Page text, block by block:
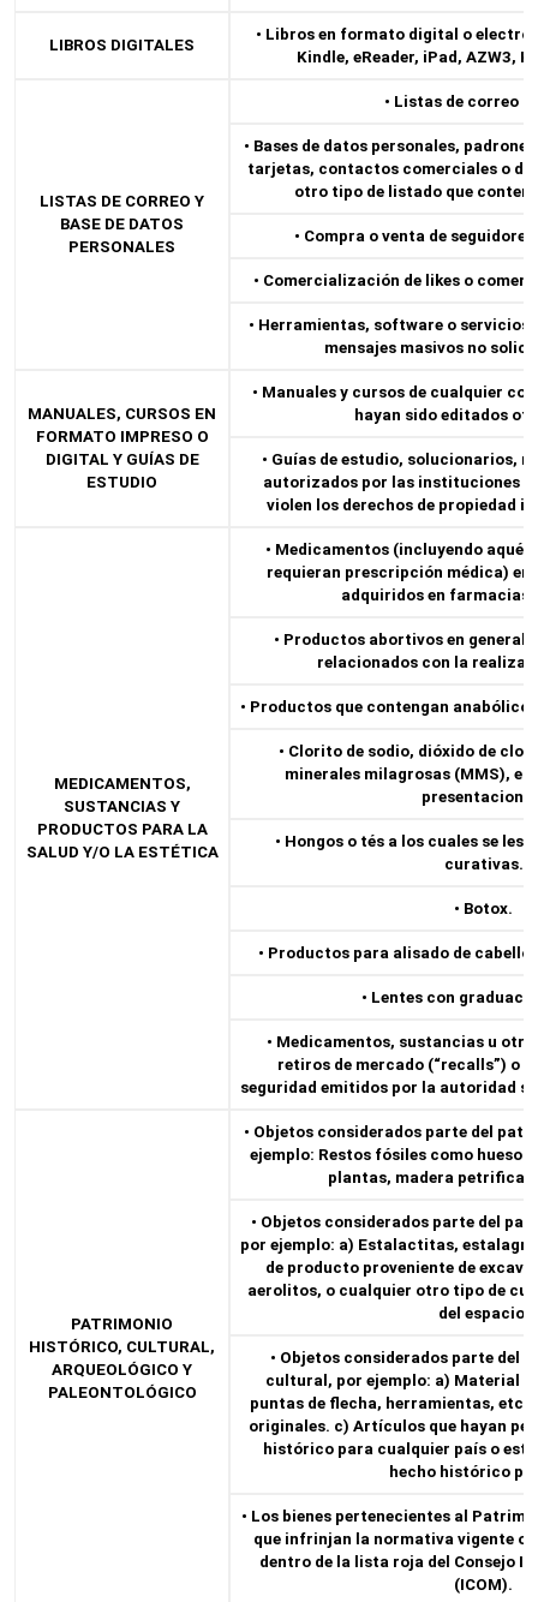
LIBROS DIGITALES
• Libros en formato digital o
Kindle, eReader, iPad, AZW3,
LISTAS DE CORREO Y
BASE DE DATOS
PERSONALES
• Listas de correo
• Bases de datos personales,
tarjetas, contactos comerciales o de
otro tipo de listado que
• Compra o venta de
• Comercialización de likes o
• Herramientas, software o servicios
mensajes masivos no
MANUALES, CURSOS EN
FORMATO IMPRESO O
DIGITAL Y GUÍAS DE
ESTUDIO
• Manuales y cursos de cualquier
hayan sido editados
• Guías de estudio, solucionarios,
autorizados por las instituciones
violen los derechos de propiedad
MEDICAMENTOS,
SUSTANCIAS Y
PRODUCTOS PARA LA
SALUD Y/O LA ESTÉTICA
• Medicamentos (incluyendo
requieran prescripción médica) en
adquiridos en farmacias
• Productos abortivos en general,
relacionados con la
• Productos que contengan
• Clorito de sodio, dióxido de
minerales milagrosas (MMS),
• Hongos o tés a los cuales se les
curativas.
• Botox.
• Productos para alisado de
• Lentes con
• Medicamentos, sustancias u
retiros de mercado (“recalls”) o
seguridad emitidos por la autoridad
PATRIMONIO
HISTÓRICO, CULTURAL,
ARQUEOLÓGICO Y
PALEONTOLÓGICO
• Objetos considerados parte del
ejemplo: Restos fósiles como
plantas, madera
• Objetos considerados parte del
por ejemplo: a) Estalactitas,
de producto proveniente de
aerolitos, o cualquier otro tipo de
del espacio.
• Objetos considerados parte del
cultural, por ejemplo: a) Material
puntas de flecha, herramientas, etc.
originales. c) Artículos que hayan
histórico para cualquier país o
hecho histórico
• Los bienes pertenecientes al
que infrinjan la normativa vigente o
dentro de la lista roja del Consejo
(ICOM).